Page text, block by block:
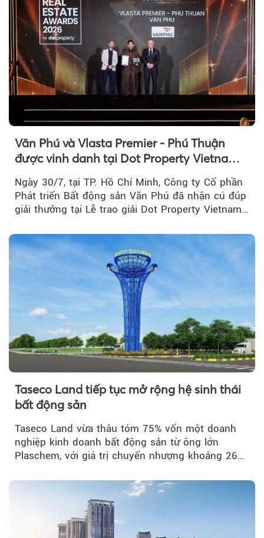
Văn Phú và Vlasta Premier - Phú Thuận
được vinh danh tại Dot Property Vietnam
Real Estate Awards 2026
Ngày 30/7, tại TP. Hồ Chí Minh, Công ty Cổ phần
Phát triển Bất động sản Văn Phú đã nhận cú đúp
giải thưởng tại Lễ trao giải Dot Property Vietnam
Taseco Land tiếp tục mở rộng hệ sinh thái
bất động sản
Taseco Land vừa thâu tóm 75% vốn một doanh
nghiệp kinh doanh bất động sản từ ông lớn
Plaschem, với giá trị chuyển nhượng khoảng 262